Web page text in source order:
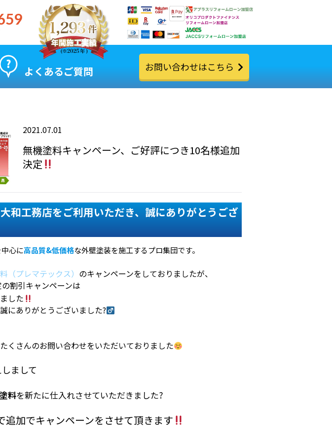
よくあるご質問 お問い合わせはこちら
2021.07.01
無機塗料キャンペーン、ご好評につき10名様追加
決定
和工務店をご利用いただき、誠にありがとうござ
心に高品質&低価格な外壁塗装を施工するプロ集団です。
（プレマテックス） のキャンペーンをしておりましたが、
割引キャンペーンは
した
にありがとうございました?‍
くさんのお問い合わせをいただいておりました
まして
料を新たに仕入れさせていただきました?
追加でキャンペーンをさせて頂きます